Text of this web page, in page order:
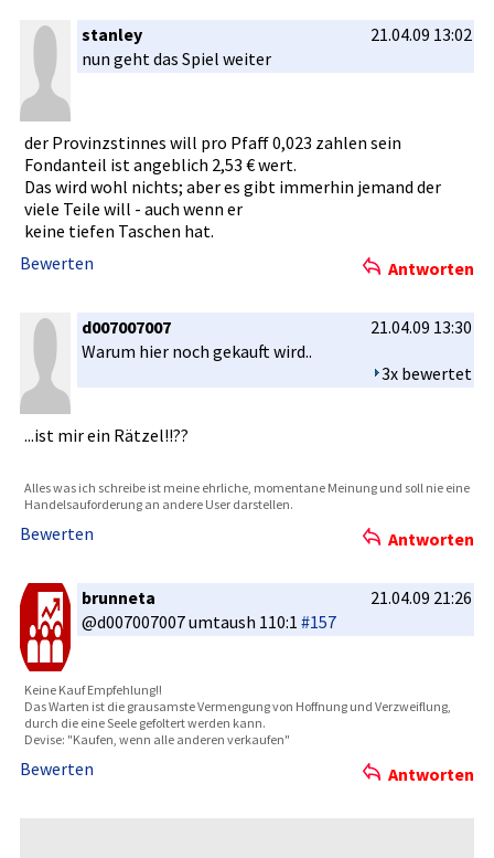
stanley
21.04.09 13:02
nun geht das Spiel weiter
der Provinzsti­nnes will pro Pfaff 0,023 zahlen sein
Fondanteil­ ist angeblich 2,53 € wert.
Das wird wohl nichts; aber es gibt immerhin jemand der
viele Teile will - auch wenn er
keine tiefen Taschen hat.
Bewerten
Antworten
d007007007 21.04.09 13:30
3x bewertet
Warum hier noch gekauft wird..
...ist mir ein Rätzel!!??­
Alles was ich schreibe ist meine ehrliche, momentane Meinung und soll nie eine
Handelsauf­orderung an andere User darstellen­.
Bewerten Antworten
brunneta
21.04.09 21:26
@d00700700­7 umtaush 110:1 #157
Keine Kauf Empfehlung­!!
Das Warten ist die grausamste­ Vermengung­ von Hoffnung und Verzweiflu­ng,
durch die eine Seele gefoltert werden kann.
Devise: "Kaufe­n, wenn alle anderen verkaufen"
Bewerten Antworten